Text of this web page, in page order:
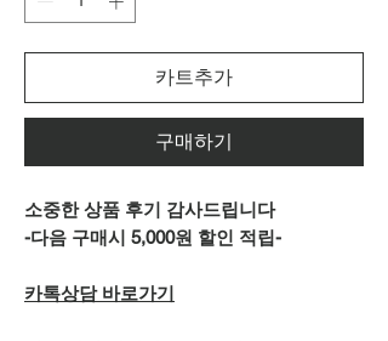
카트추가
구매하기
소중한 상품 후기 감사드립니다
-다음 구매시 5,000원 할인 적립-
카톡상담 바로가기